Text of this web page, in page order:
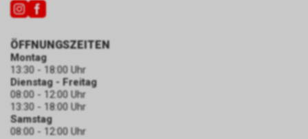
ÖFFNUNGSZEITEN
Montag
13:30 - 18:00 Uhr
Dienstag - Freitag
08:00 - 12:00 Uhr
13:30 - 18:00 Uhr
Samstag
08:00 - 12:00 Uhr